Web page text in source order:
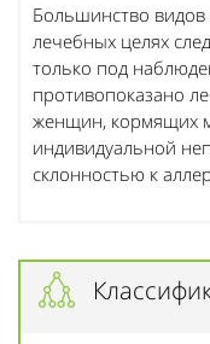
Большинство
лечебных целях
только под
противопоказано
женщин, кормящих
индивидуальной
склонностью к